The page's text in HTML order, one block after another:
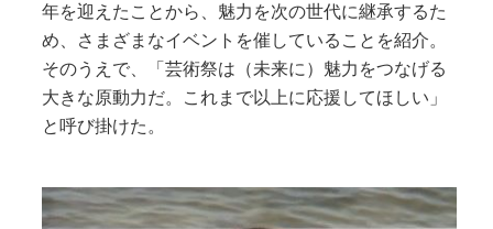
年を迎えたことから、魅力を次の世代に継承するた
め、さまざまなイベントを催していることを紹介。
そのうえで、「芸術祭は（未来に）魅力をつなげる
大きな原動力だ。これまで以上に応援してほしい」
と呼び掛けた。